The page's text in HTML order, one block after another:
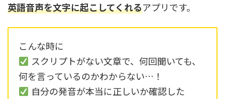
英語音声を文字に起こしてくれるアプリです。
こんな時に
スクリプトがない文章で、何回聞いても、
何を言っているのかわからない…！
自分の発音が本当に正しいか確認した